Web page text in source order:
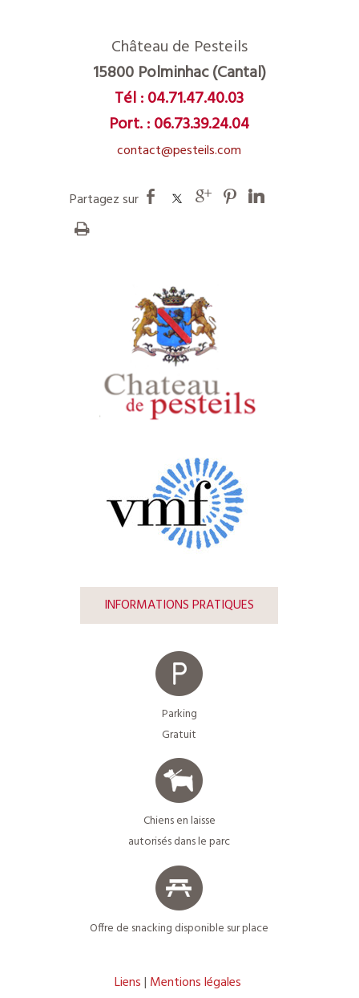
Château de Pesteils
15800 Polminhac (Cantal)
Tél :04.71.47.40.03
Port. :06.73.39.24.04
contact@pesteils.com
INFORMATIONS PRATIQUES
Parking
Gratuit
Chiens en laisse
autorisés dans le parc
Offre de snacking disponible sur place
Liens Mentions légales